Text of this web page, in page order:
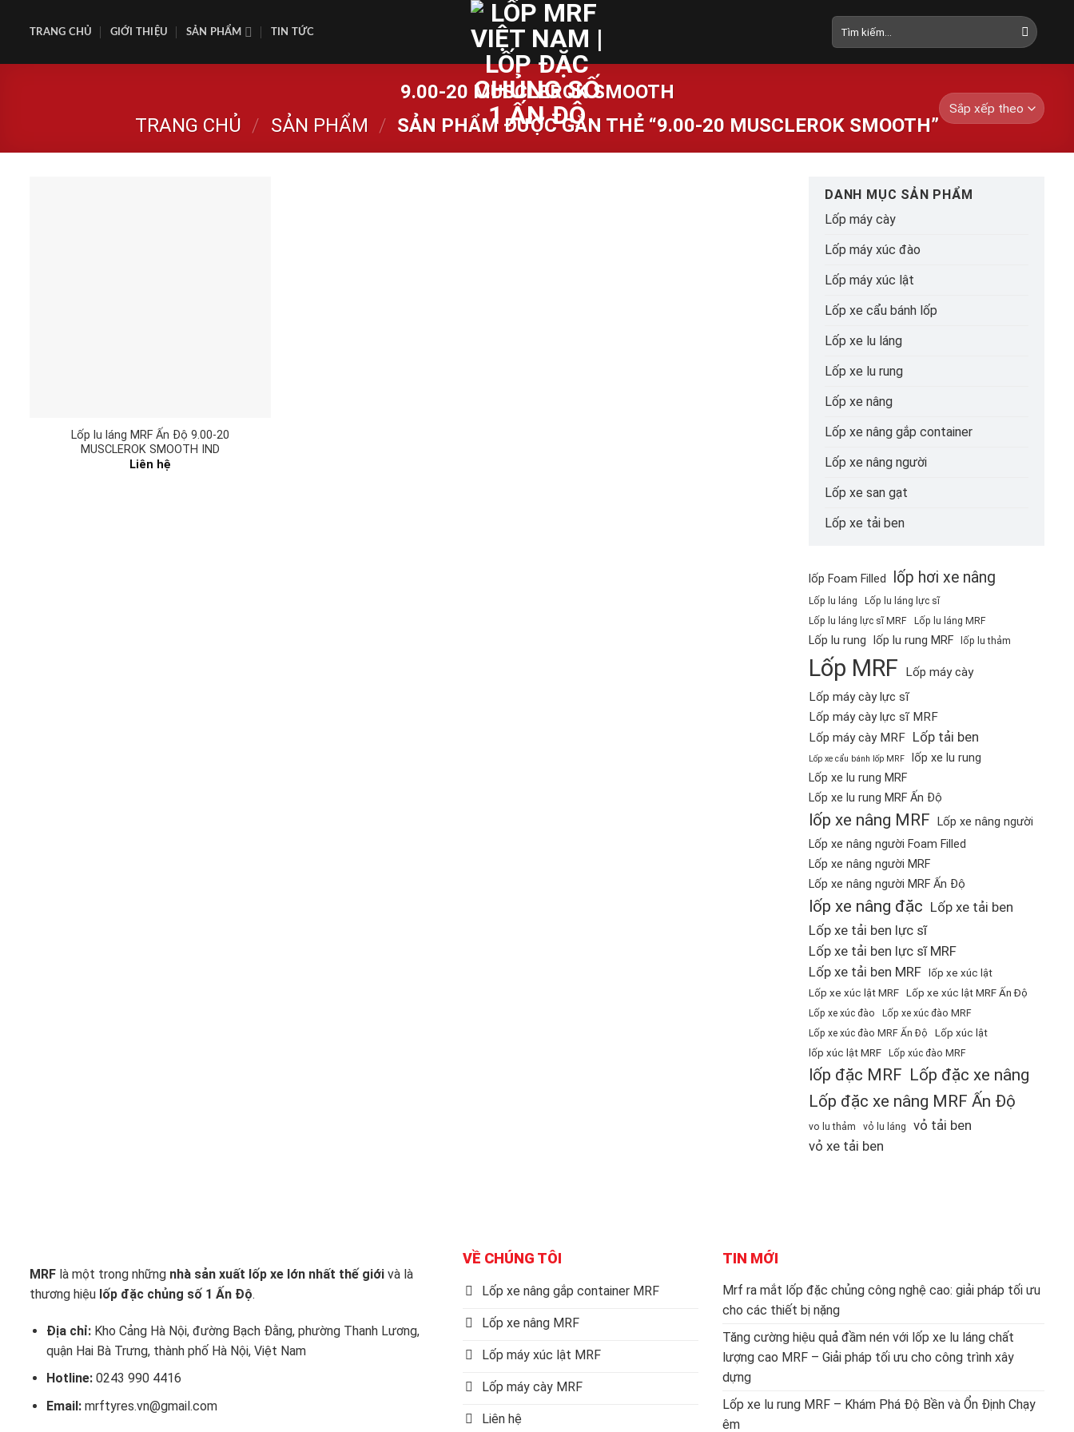
TRANG CHỦ GIỚI THIỆU SẢN PHẨM TIN TỨC
Tìm
kiếm:
9.00-20 MUSCLEROK SMOOTH
TRANG CHỦ / SẢN PHẨM / SẢN PHẨM ĐƯỢC GẮN THẺ “9.00-20 MUSCLEROK SMOOTH”
Lốp lu láng MRF Ấn Độ 9.00-20
MUSCLEROK SMOOTH IND
Liên hệ
DANH MỤC SẢN PHẨM
Lốp máy cày
Lốp máy xúc đào
Lốp máy xúc lật
Lốp xe cẩu bánh lốp
Lốp xe lu láng
Lốp xe lu rung
Lốp xe nâng
Lốp xe nâng gắp container
Lốp xe nâng người
Lốp xe san gạt
Lốp xe tải ben
lốp Foam Filled lốp hơi xe nâng
Lốp lu láng
Lốp lu láng lực sĩ
Lốp lu láng lực sĩ MRF
Lốp lu láng MRF
Lốp lu rung lốp lu rung MRF lốp lu thảm
Lốp MRF
Lốp máy cày
Lốp máy cày lực sĩ
Lốp máy cày lực sĩ MRF
Lốp máy cày MRF Lốp tải ben
Lốp xe cẩu bánh lốp MRF
lốp xe lu rung
Lốp xe lu rung MRF
Lốp xe lu rung MRF Ấn Độ
lốp xe nâng MRF
Lốp xe nâng người
Lốp xe nâng người Foam Filled
Lốp xe nâng người MRF
Lốp xe nâng người MRF Ấn Độ
lốp xe nâng đặc Lốp xe tải ben
Lốp xe tải ben lực sĩ
Lốp xe tải ben lực sĩ MRF
Lốp xe tải ben MRF
lốp xe xúc lật
Lốp xe xúc lật MRF Lốp xe xúc lật MRF Ấn Độ
Lốp xe xúc đào
Lốp xe xúc đào MRF
Lốp xe xúc đào MRF Ấn Độ
Lốp xúc lật
lốp xúc lật MRF
Lốp xúc đào MRF
lốp đặc MRF Lốp đặc xe nâng
Lốp đặc xe nâng MRF Ấn Độ
vo lu thảm vỏ lu láng
vỏ tải ben
vỏ xe tải ben
MRF là một trong những nhà sản xuất lốp xe lớn nhất thế giới và là
thương hiệu lốp đặc chủng số 1 Ấn Độ.
Địa chỉ:Kho Cảng Hà Nội, đường Bạch Đằng, phường Thanh Lương,
quận Hai Bà Trưng, thành phố Hà Nội, Việt Nam
Hotline: 0243 990 4416
Email: mrftyres.vn@gmail.com
VỀ CHÚNG TÔI
Lốp xe nâng gắp container MRF
Lốp xe nâng MRF
Lốp máy xúc lật MRF
Lốp máy cày MRF
Liên hệ
TIN MỚI
Mrf ra mắt lốp đặc chủng công nghệ cao: giải pháp tối ưu
cho các thiết bị nặng
Tăng cường hiệu quả đầm nén với lốp xe lu láng chất
lượng cao MRF – Giải pháp tối ưu cho công trình xây
dựng
Lốp xe lu rung MRF – Khám Phá Độ Bền và Ổn Định Chạy
êm